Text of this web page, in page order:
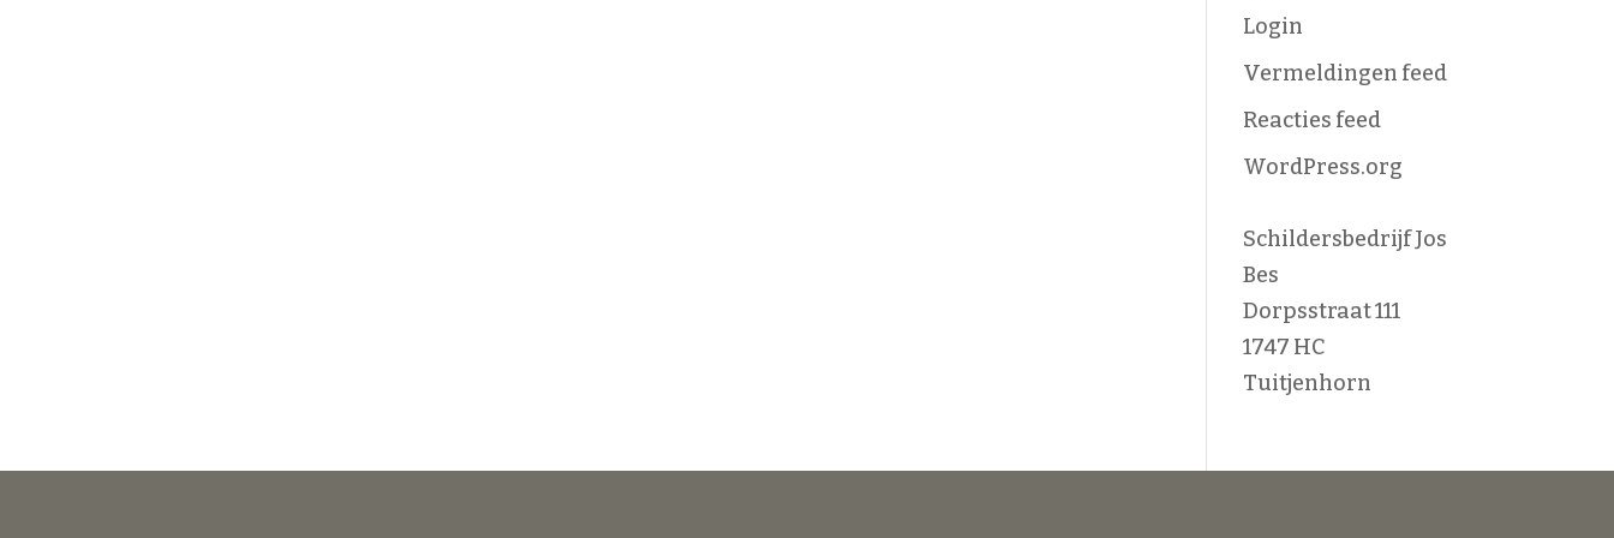
Login
Vermeldingen feed
Reacties feed
WordPress.org
Schildersbedrijf Jos
Bes
Dorpsstraat 111
1747 HC
Tuitjenhorn